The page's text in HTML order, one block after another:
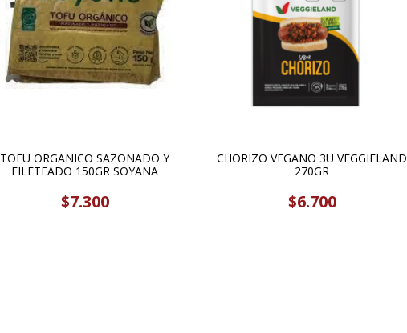
TOFU ORGANICO SAZONADO Y
FILETEADO 150GR SOYANA
$7.300
CHORIZO VEGANO 3U VEGGIELAND
270GR
$6.700